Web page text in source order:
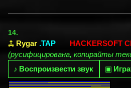
14.
Rygar .TAP
HACKERSOFT
(русифицирована, копирайты
♪ Воспроизвести звук ▣